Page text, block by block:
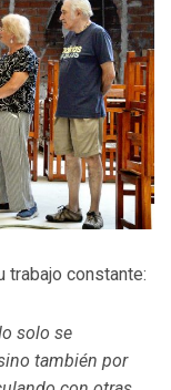
trabajo constante:
solo se
también por